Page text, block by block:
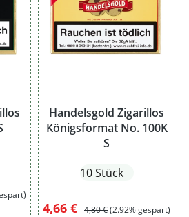
Handelsgold Zigarillos
Königsformat No. 100K
S
10 Stück
Verkaufspreis:
4,66 € Regulärer Preis:
4,80 €(2.92% gespart)